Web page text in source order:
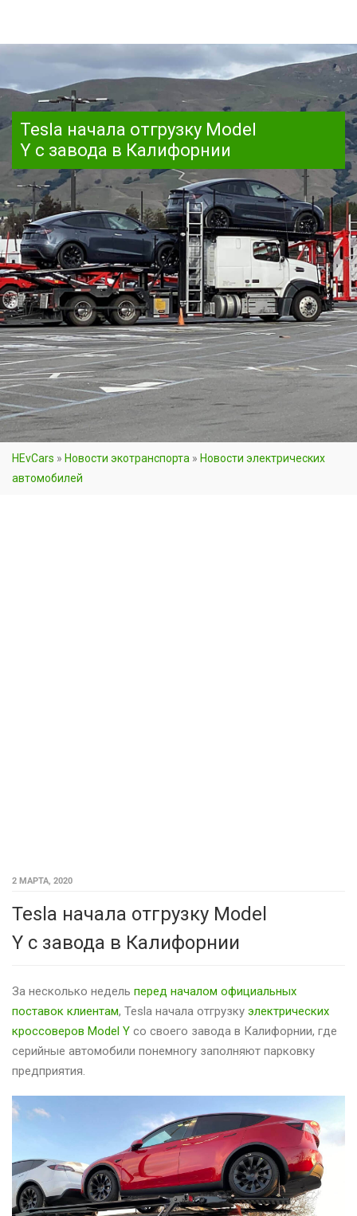
Tesla начала отгрузку Model
Y с завода в Калифорнии
HEvCars » Новости экотранспорта » Новости электрических
автомобилей
2 МАРТА, 2020
Tesla начала отгрузку Model
Y с завода в Калифорнии
За несколько недель перед началом официальных
поставок клиентам, Tesla начала отгрузку электрических
кроссоверов Model Y со своего завода в Калифорнии, где
серийные автомобили понемногу заполняют парковку
предприятия.